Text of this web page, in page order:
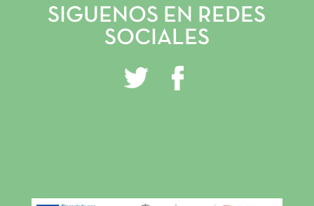
TRUFITURISMO
TIENDA ONLINE
CONTACTO
SIGUENOS EN REDES
SOCIALES